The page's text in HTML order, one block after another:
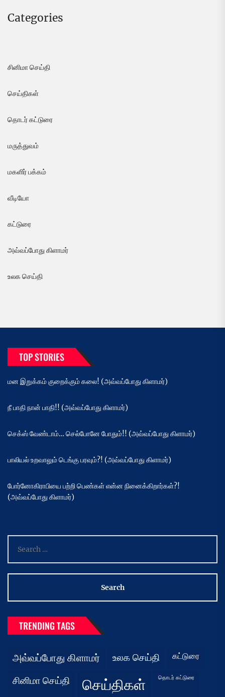
Categories
சினிமா செய்தி
செய்திகள்
தொடர் கட்டுரை
மருத்துவம்
மகளிர் பக்கம்
வீடியோ
கட்டுரை
அவ்வப்போது கிளாமர்
உலக செய்தி
TOP STORIES
மன இறுக்கம் குறைக்கும் கலை! (அவ்வப்போது கிளாமர்)
நீ பாதி நான் பாதி!! (அவ்வப்போது கிளாமர்)
செக்ஸ் வேண்டாம்… செல்போனே போதும்!! (அவ்வப்போது கிளாமர்)
பாலியல் உறவாலும் டெங்கு பரவும்?! (அவ்வப்போது கிளாமர்)
போர்னோகிராபியை பற்றி பெண்கள் என்ன நினைக்கிறார்கள்?!
(அவ்வப்போது கிளாமர்)
for:
TRENDING TAGS
அவ்வப்போது கிளாமர் உலக செய்தி கட்டுரை
சினிமா செய்தி செய்திகள் தொடர் கட்டுரை